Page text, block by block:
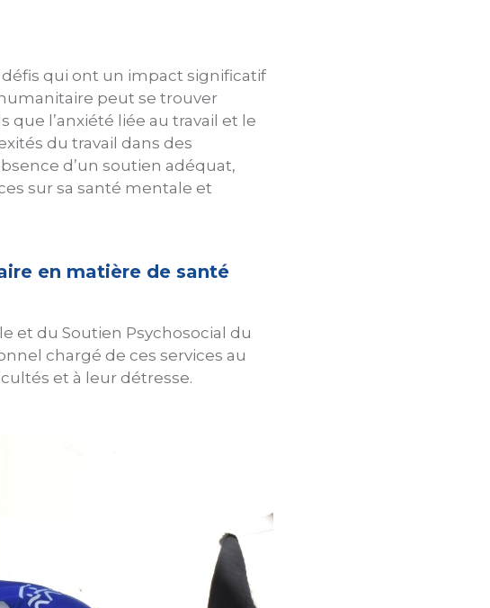
qui ont un impact significatif
peut se trouver
que l’anxiété liée au travail et le
du travail dans des
d’un soutien adéquat,
sur sa santé mentale et
en matière de santé
et du Soutien Psychosocial du
chargé de ces services au
et à leur détresse.